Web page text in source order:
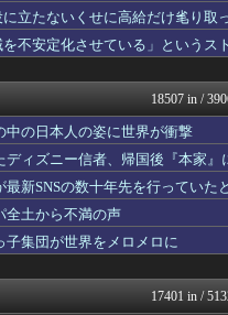
痛いニュース(ﾉ
の様子...
コリアル
乃木坂46まと
育児板拾い読
【2ch】ニュー
フットボール
...
原神速報 |
アルファルフ
卵性で...
みんな知って
モッコスヌ〜ン
漫画まとめ速
に立たないくせに高給だけ毟り
不安定化させている」というス
18507 in /
の日本人の姿に世界が衝撃
ィズニー信者、帰国後『本家』
新SNSの数十年先を行っていた
全土から不満の声
集団が世界をメロメロに
17401 in /